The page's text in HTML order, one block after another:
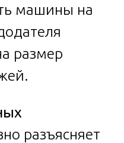
машины на
размер
разъясняет